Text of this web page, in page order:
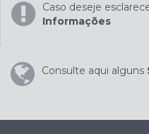
Caso deseje
Informações
Consulte aqui alguns